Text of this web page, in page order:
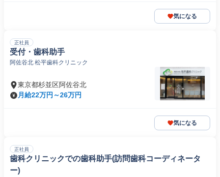
気になる
正社員
受付・歯科助手
阿佐谷北 松平歯科クリニック
東京都杉並区阿佐谷北
月給22万円～26万円
気になる
正社員
歯科クリニックでの歯科助手(訪問歯科コーディネータ
ー)